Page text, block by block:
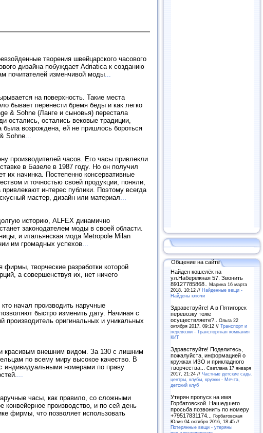
творения швейцарского часового
дизайна побуждает Adriatica к созданию
почитателей изменчивой моды...
на поверхность. Такие места
бывает перенести бремя беды и как легко
& Sohne (Ланге и сыновья) перестала
остались, остались вековые традиции,
возрождена, ей не пришлось бороться
Sohne...
производителей часов. Его часы привлекли
в Базеле в 1987 году. Но он получил
их начинка. Постепенно консервативные
и точностью своей продукции, поняли,
интерес публики. Поэтому всегда
мастер, дизайн или материал...
историю, ALFEX динамично
законодателем моды в своей области.
и итальянская мода Metropole Milan
им громадных успехов...
творческие разработки которой
а совершенствуя их, нет ничего
начал производить наручные
быстро изменить дату. Начиная с
производитель оригинальных и уникальных
красивым внешним видом. За 130 с лишним
по всему миру высокое качество. В
индивидуальными номерами по праву
...
часы, как правило, со сложными
производство, и по сей день
фирмы, что позволяет использовать
Общение на сайте
Найден кошелёк на
ул.Набережная 57. Звонить
89127785868.. Марина 16 марта
2018, 10:12 // Найденные вещи -
Найдены ключи
Здравствуйте! А в Пятигорск
перевозку тоже
осуществляете?.. Ольга 22
октября 2017, 09:12 // Транспорт и
перевозки - Транспортная компания
КИТ
Здравствуйте! Поделитесь,
пожалуйста, информацией о
кружках ИЗО и прикладного
творчества... Светлана 17 января
2017, 21:24 // Частные детские сады,
центры, клубы, кружки - Мечта,
детский клуб
Утерян пропуск на имя
Горбатовской. Нашедшего
просьба позвонить по номеру
+79517831174... Горбатовская
Юлия 04 октября 2016, 18:45 //
Потерянные вещи - утеряны